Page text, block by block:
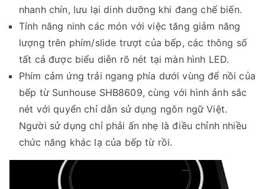
nhanh chín, lưu lại dinh dưỡng khi đang chế biến.
Tính năng ninh các món với việc tăng giảm năng
lượng trên phím/slide trượt của bếp, các thông số
tất cả được biểu diễn rõ nét tại màn hình LED.
Phím cảm ứng trải ngang phía dưới vùng để nồi của
bếp từ Sunhouse SHB8609, cùng với hình ảnh sắc
nét với quyển chỉ dẫn sử dụng ngôn ngữ Việt.
Người sử dụng chỉ phải ấn nhẹ là điều chỉnh nhiều
chức năng khác lạ của bếp từ rồi.